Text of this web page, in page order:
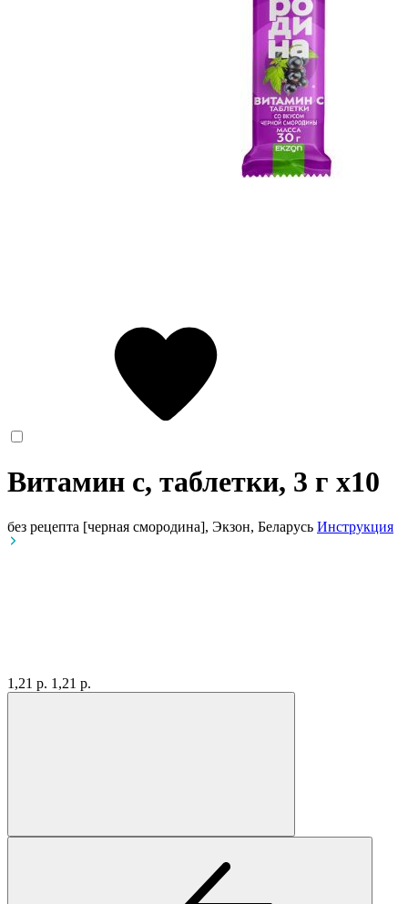
Витамин с, таблетки, 3 г x10
без рецепта [черная смородина], Экзон, Беларусь Инструкция
1,21 р. 1,21 р.